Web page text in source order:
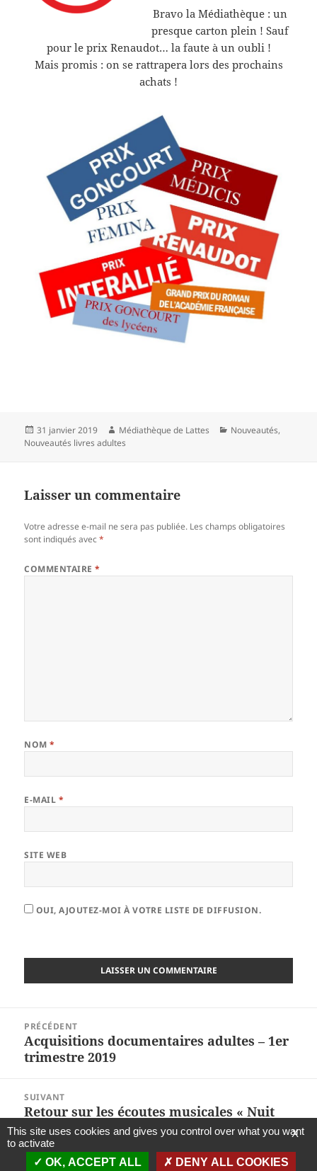
Bravo la Médiathèque : un
presque carton plein ! Sauf
pour le prix Renaudot… la faute à un oubli !
Mais promis : on se rattrapera lors des prochains
achats !
Publié
le
31 janvier 2019 Auteur
Médiathèque de Lattes Catégories
Nouveautés,
Nouveautés livres adultes
Laisser un commentaire
Votre adresse e-mail ne sera pas publiée. Les champs obligatoires
sont indiqués avec*
COMMENTAIRE*
NOM*
E-MAIL *
SITE WEB
OUI, AJOUTEZ-MOI À VOTRE LISTE DE DIFFUSION.
l’article
PRÉCÉDENT
Article
précédent :
Acquisitions documentaires adultes – 1er
trimestre 2019
SUIVANT
Article
suivant :
Retour sur les écoutes musicales « Nuit
de la lecture – Soyez sympas, rembobinez
! » du 19 janvier 2019
X
This site uses cookies and gives you control over what you want
to activate
OK, ACCEPT ALL
DENY ALL COOKIES